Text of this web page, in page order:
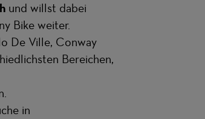
und willst dabei
Bike weiter.
De Ville, Conway
Bereichen,
in